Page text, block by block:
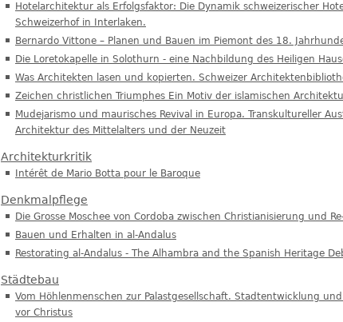
Hotelarchitektur als Erfolgsfaktor: Die Dynamik schweizerischer
Schweizerhof in Interlaken.
Bernardo Vittone – Planen und Bauen im Piemont des 18.
Die Loretokapelle in Solothurn - eine Nachbildung des Heiligen
Was Architekten lasen und kopierten. Schweizer
Zeichen christlichen Triumphes Ein Motiv der islamischen
Mudejarismo und maurisches Revival in Europa. Transkultureller
Architektur des Mittelalters und der Neuzeit
Architekturkritik
Intérêt de Mario Botta pour le Baroque
Denkmalpflege
Die Grosse Moschee von Cordoba zwischen Christianisierung und
Bauen und Erhalten in al-Andalus
Restorating al-Andalus - The Alhambra and the Spanish Heritage
Städtebau
Vom Höhlenmenschen zur Palastgesellschaft. Stadtentwicklung
vor Christus